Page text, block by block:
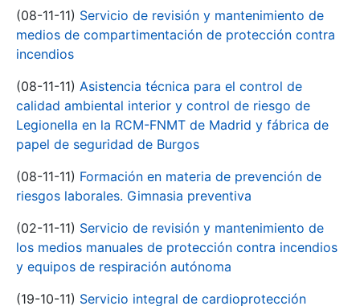
(08-11-11) Servicio de revisión y mantenimiento de
medios de compartimentación de protección contra
incendios
(08-11-11) Asistencia técnica para el control de
calidad ambiental interior y control de riesgo de
Legionella en la RCM-FNMT de Madrid y fábrica de
papel de seguridad de Burgos
(08-11-11) Formación en materia de prevención de
riesgos laborales. Gimnasia preventiva
(02-11-11) Servicio de revisión y mantenimiento de
los medios manuales de protección contra incendios
y equipos de respiración autónoma
(19-10-11) Servicio integral de cardioprotección